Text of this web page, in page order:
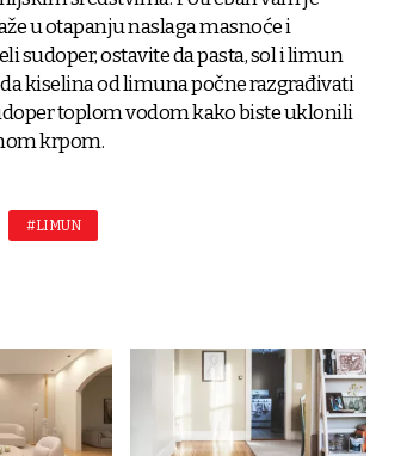
u otapanju naslaga masnoće i
sudoper, ostavite da pasta, sol i limun
kiselina od limuna počne razgrađivati
toplom vodom kako biste uklonili
krpom.
#LIMUN